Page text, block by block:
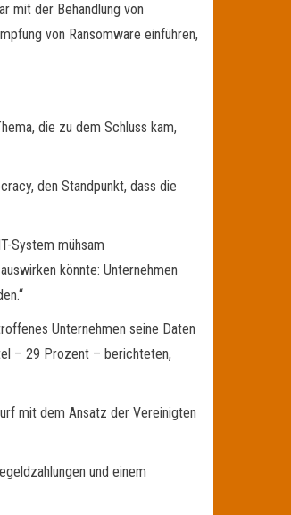
mit der Behandlung von
von Ransomware einführen,
die zu dem Schluss kam,
den Standpunkt, dass die
System mühsam
könnte: Unternehmen
Unternehmen seine Daten
– 29 Prozent – berichteten,
mit dem Ansatz der Vereinigten
und einem